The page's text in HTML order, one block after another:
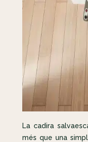
La cadira
més que una